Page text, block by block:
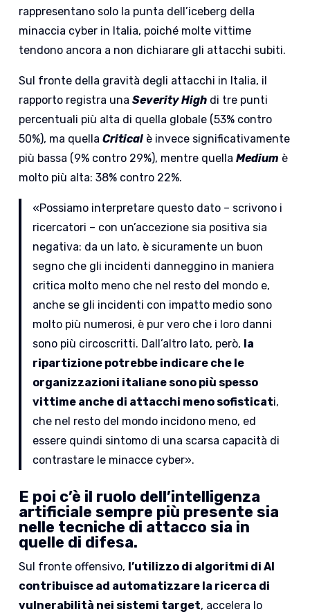
rappresentano solo la punta dell’iceberg della
minaccia cyber in Italia, poiché molte vittime
tendono ancora a non dichiarare gli attacchi subiti.
Sul fronte della gravità degli attacchi in Italia, il
rapporto registra unaSeverity High di tre punti
percentuali più alta di quella globale (53% contro
50%), ma quellaCritical è invece significativamente
più bassa (9% contro 29%), mentre quellaMedium è
molto più alta: 38% contro 22%.
«Possiamo interpretare questo dato – scrivono i
ricercatori – con un’accezione sia positiva sia
negativa: da un lato, è sicuramente un buon
segno che gli incidenti danneggino in maniera
critica molto meno che nel resto del mondo e,
anche se gli incidenti con impatto medio sono
molto più numerosi, è pur vero che i loro danni
sono più circoscritti. Dall’altro lato, però, la
ripartizione potrebbe indicare che le
organizzazioni italiane sono più spesso
vittime anche di attacchi meno sofisticati,
che nel resto del mondo incidono meno, ed
essere quindi sintomo di una scarsa capacità di
contrastare le minacce cyber».
E poi c’è il ruolo dell’intelligenza
artificiale sempre più presente sia
nelle tecniche di attacco sia in
quelle di difesa.
Sul fronte offensivo, l’utilizzo di algoritmi di AI
contribuisce ad automatizzare la ricerca di
vulnerabilità nei sistemi target, accelera lo